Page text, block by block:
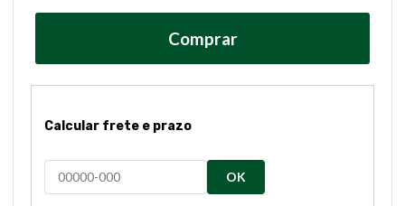
Comprar
Calcular frete e prazo
OK